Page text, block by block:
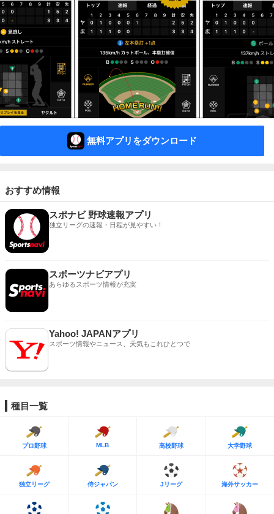
無料アプリをダウンロード
おすすめ情報
スポナビ 野球速報アプリ
独立リーグの速報・日程が見やすい！
スポーツナビアプリ
あらゆるスポーツ情報が充実
Yahoo! JAPANアプリ
スポーツ情報やニュース、天気もこれひとつで
種目一覧
プロ野球 MLB 高校野球 大学野球
独立リーグ 侍ジャパン Jリーグ 海外サッカー